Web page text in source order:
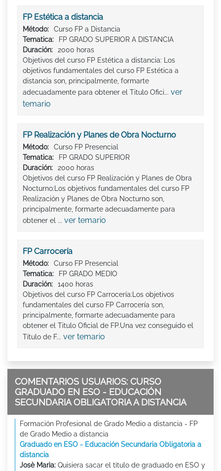
FP Estética a distancia
Método:
Curso FP a Distancia
Tematica:
FP GRADO SUPERIOR A DISTANCIA
Duración:
2000 horas
Objetivos del curso FP Estética a distancia: Los
objetivos fundamentales del curso FP Estética a
distancia son, principalmente, formarte
adecuadamente para obtener el Titulo Ofici... ver
temario
FP Realización y Planes de Obra Nocturno
Método:
Curso FP Presencial
Tematica:
FP GRADO SUPERIOR
Duración:
2000 horas
Objetivos del curso FP Realización y Planes de Obra
Nocturno:Los objetivos fundamentales del curso FP
Realización y Planes de Obra Nocturno son,
principalmente, formarte adecuadamente para
obtener el ... ver temario
FP Carrocería
Método:
Curso FP Presencial
Tematica:
FP GRADO MEDIO
Duración:
1400 horas
Objetivos del curso FP Carrocería:Los objetivos
fundamentales del curso FP Carrocería son,
principalmente, formarte adecuadamente para
obtener el Titulo Oficial de FP.Una vez conseguido el
Título de F... ver temario
COMENTARIOS USUARIOS: CURSO
GRADUADO EN ESO - EDUCACIÓN
SECUNDARIA OBLIGATORIA A DISTANCIA
Formación Profesional de Grado Medio a distancia - FP
de Grado Medio a distancia
Graduado en ESO - Educación Secundaria Obligatoria a
distancia
Josè Marìa: Quisiera sacar el tìtulo de graduado en ESO y